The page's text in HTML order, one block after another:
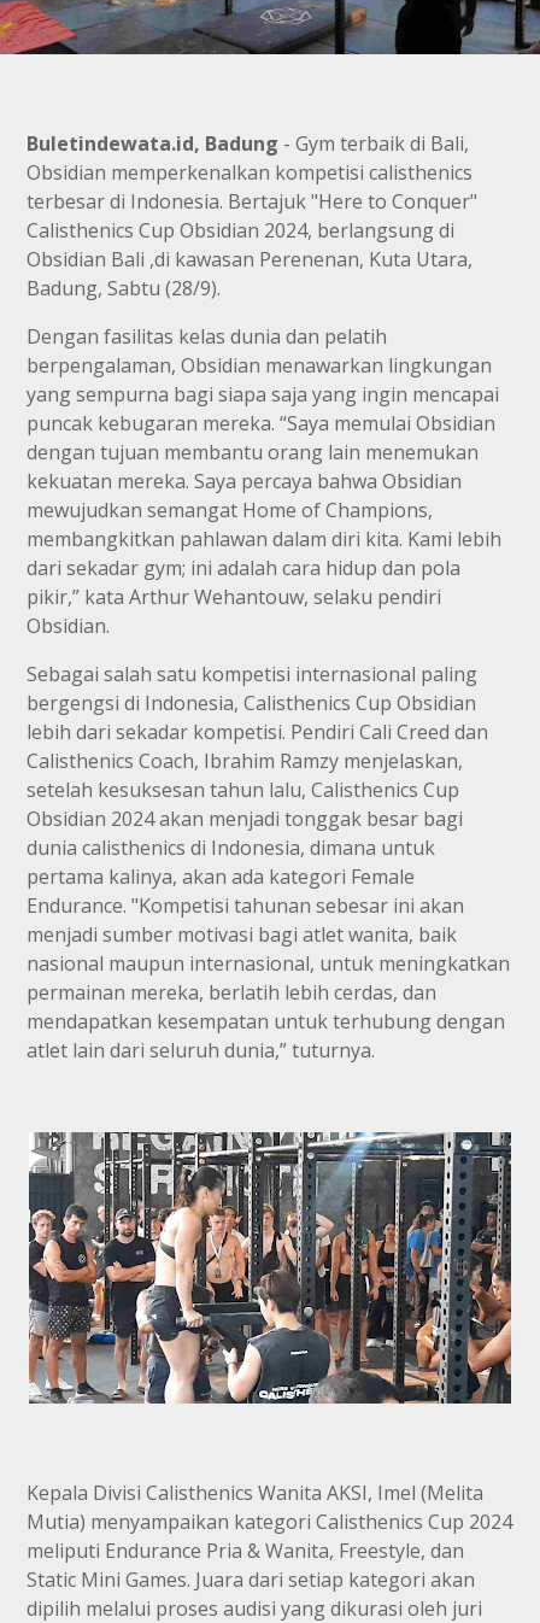
Buletindewata.id, Badung - Gym terbaik di Bali,
Obsidian memperkenalkan kompetisi calisthenics
terbesar di Indonesia. Bertajuk "Here to Conquer"
Calisthenics Cup Obsidian 2024, berlangsung di
Obsidian Bali ,di kawasan Perenenan, Kuta Utara,
Badung, Sabtu (28/9).
Dengan fasilitas kelas dunia dan pelatih
berpengalaman, Obsidian menawarkan lingkungan
yang sempurna bagi siapa saja yang ingin mencapai
puncak kebugaran mereka. “Saya memulai Obsidian
dengan tujuan membantu orang lain menemukan
kekuatan mereka. Saya percaya bahwa Obsidian
mewujudkan semangat Home of Champions,
membangkitkan pahlawan dalam diri kita. Kami lebih
dari sekadar gym; ini adalah cara hidup dan pola
pikir,” kata Arthur Wehantouw, selaku pendiri
Obsidian.
Sebagai salah satu kompetisi internasional paling
bergengsi di Indonesia, Calisthenics Cup Obsidian
lebih dari sekadar kompetisi. Pendiri Cali Creed dan
Calisthenics Coach, Ibrahim Ramzy menjelaskan,
setelah kesuksesan tahun lalu, Calisthenics Cup
Obsidian 2024 akan menjadi tonggak besar bagi
dunia calisthenics di Indonesia, dimana untuk
pertama kalinya, akan ada kategori Female
Endurance. "Kompetisi tahunan sebesar ini akan
menjadi sumber motivasi bagi atlet wanita, baik
nasional maupun internasional, untuk meningkatkan
permainan mereka, berlatih lebih cerdas, dan
mendapatkan kesempatan untuk terhubung dengan
atlet lain dari seluruh dunia,” tuturnya.
Kepala Divisi Calisthenics Wanita AKSI, Imel (Melita
Mutia) menyampaikan kategori Calisthenics Cup 2024
meliputi Endurance Pria & Wanita, Freestyle, dan
Static Mini Games. Juara dari setiap kategori akan
dipilih melalui proses audisi yang dikurasi oleh juri